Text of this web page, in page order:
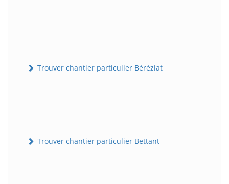
Trouver chantier particulier Béréziat
Trouver chantier particulier Bettant